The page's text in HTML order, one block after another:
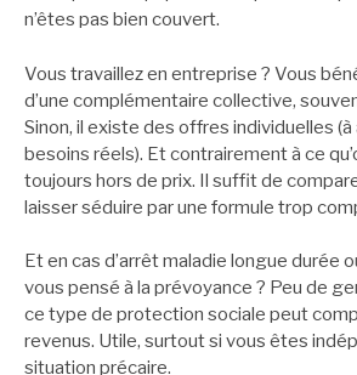
n’êtes pas bien couvert.
Vous travaillez en entreprise ? Vous
d’une complémentaire collective,
Sinon, il existe des offres individuelles
besoins réels). Et contrairement à ce
toujours hors de prix. Il suffit de
laisser séduire par une formule trop
Et en cas d’arrêt maladie longue durée
vous pensé à la prévoyance ? Peu de
ce type de protection sociale peut
revenus. Utile, surtout si vous êtes
situation précaire.